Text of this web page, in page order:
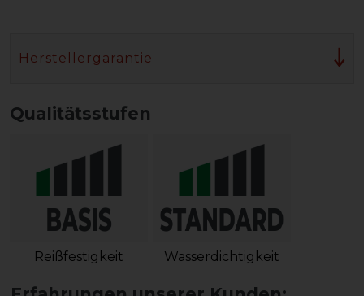
Herstellergarantie
Qualitätsstufen
Reißfestigkeit Wasserdichtigkeit